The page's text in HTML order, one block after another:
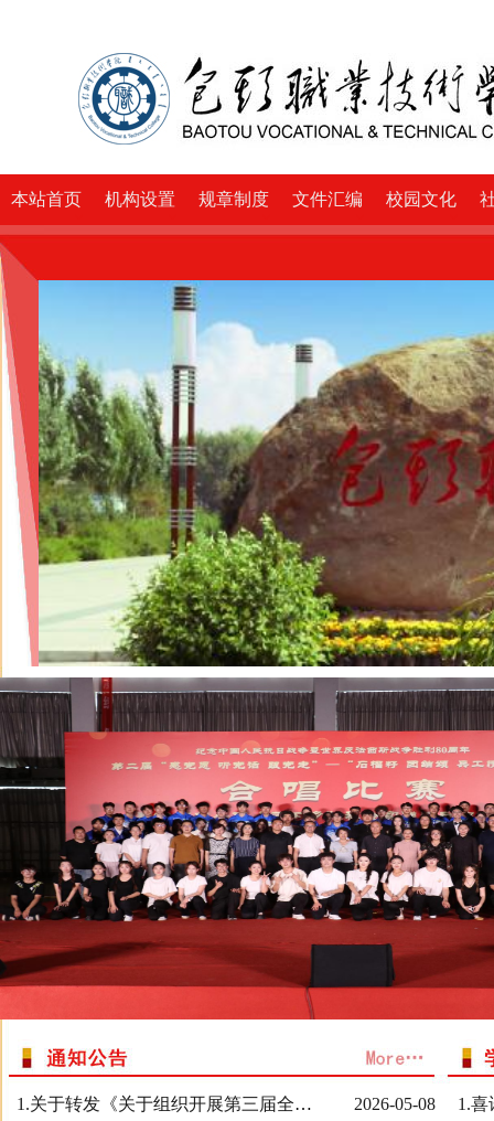
本站首页 机构设置 规章制度 文件汇编 校园文化
2026-05-08
1.关于转发《关于组织开展第三届全区职业学校“职教技能展风采 同心共筑中国梦”短视频制作大赛的通知》的通知